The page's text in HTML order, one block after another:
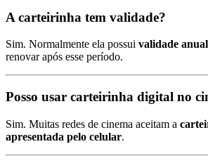
A carteirinha tem validade?
Sim. Normalmente ela possui validade anual
renovar após esse período.
Posso usar carteirinha digital no
Sim. Muitas redes de cinema aceitam a
apresentada pelo celular.